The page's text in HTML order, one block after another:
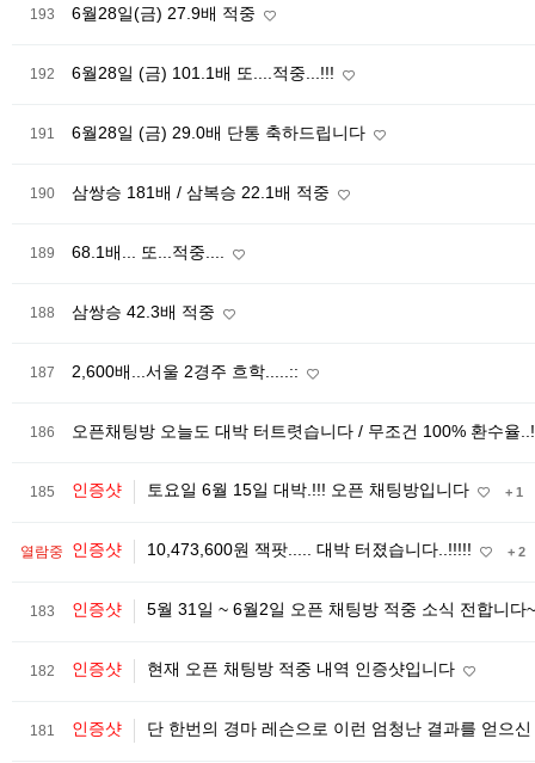
193 6월28일(금) 27.9배 적중
192 6월28일 (금) 101.1배 또....적중...!!!
191 6월28일 (금) 29.0배 단통 축하드립니다
190 삼쌍승 181배 / 삼복승 22.1배 적중
189 68.1배... 또...적중....
188 삼쌍승 42.3배 적중
187 2,600배...서울 2경주 흐학.....::
186 오픈채팅방 오늘도 대박 터트렷습니다 / 무조건 100% 환수율
185 인증샷 토요일 6월 15일 대박.!!! 오픈 채팅방입니다 + 1
열람중 인증샷 10,473,600원 잭팟..... 대박 터졌습니다..!!!!! + 2
183 인증샷 5월 31일 ~ 6월2일 오픈 채팅방 적중 소식 전합니다
182 인증샷 현재 오픈 채팅방 적중 내역 인증샷입니다
181 인증샷 단 한번의 경마 레슨으로 이런 엄청난 결과를 얻으